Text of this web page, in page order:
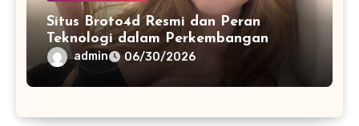
Situs Broto4d Resmi dan Peran
Teknologi dalam Perkembangan
Platform Online
admin 06/30/2026